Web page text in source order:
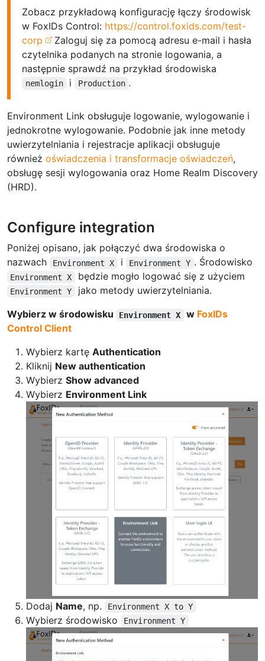
Zobacz przykładową konfigurację łączy środowisk
w FoxIDs Control: https://control.foxids.com/test-
corp
Zaloguj się za pomocą adresu e-mail i hasła
czytelnika podanych na stronie logowania, a
następnie sprawdź na przykład środowiska
nemlogin i Production .
Environment Link obsługuje logowanie, wylogowanie i
jednokrotne wylogowanie. Podobnie jak inne metody
uwierzytelniania i rejestracje aplikacji obsługuje
również oświadczenia i transformacje oświadczeń,
obsługę sesji wylogowania oraz Home Realm Discovery
(HRD).
Configure integration
Poniżej opisano, jak połączyć dwa środowiska o
nazwach
Environment X i Environment Y . Środowisko
Environment X będzie mogło logować się z użyciem
Environment Y
jako metody uwierzytelniania.
Wybierz w środowisku
Environment X w FoxIDs
Control Client
Wybierz kartę Authentication
Kliknij New authentication
Wybierz Show advanced
Wybierz Environment Link
Dodaj Name, np. Environment X to Y
Wybierz środowisko Environment Y